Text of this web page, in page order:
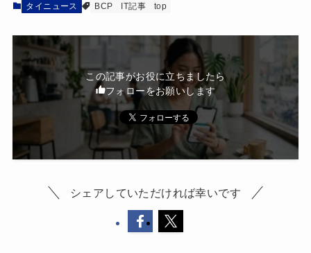
タイニュース BCP IT記事 top
この記事がお役に立ちましたら
フォローをお願いします
シェアしていただければ幸いです